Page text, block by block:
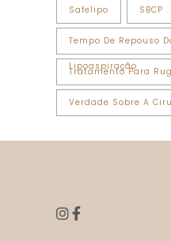
Safelipo SBCP
Tempo De Repouso
Lipoaspiração
Tratamento Para
Verdade Sobre A